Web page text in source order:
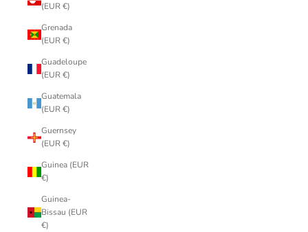
(EUR €)
Grenada
(EUR €)
Guadeloupe
(EUR €)
Guatemala
(EUR €)
Guernsey
(EUR €)
Guinea (EUR
€)
Guinea-
Bissau (EUR
€)